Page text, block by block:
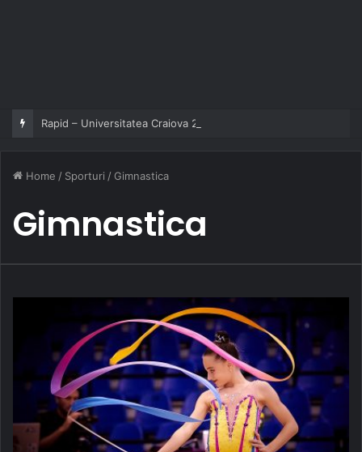
Rapid – Universitatea Craiova 2-2
Home / Sporturi / Gimnastica
Gimnastica